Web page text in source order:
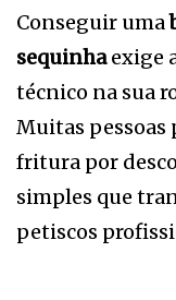
Conseguir uma
sequinhaexige
técnico na sua
Muitas pessoas
fritura por
simples que
petiscos